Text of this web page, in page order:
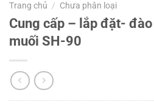
Trang chủ / Chưa phân loại
Cung cấp – lắp đặt-
muối SH-90